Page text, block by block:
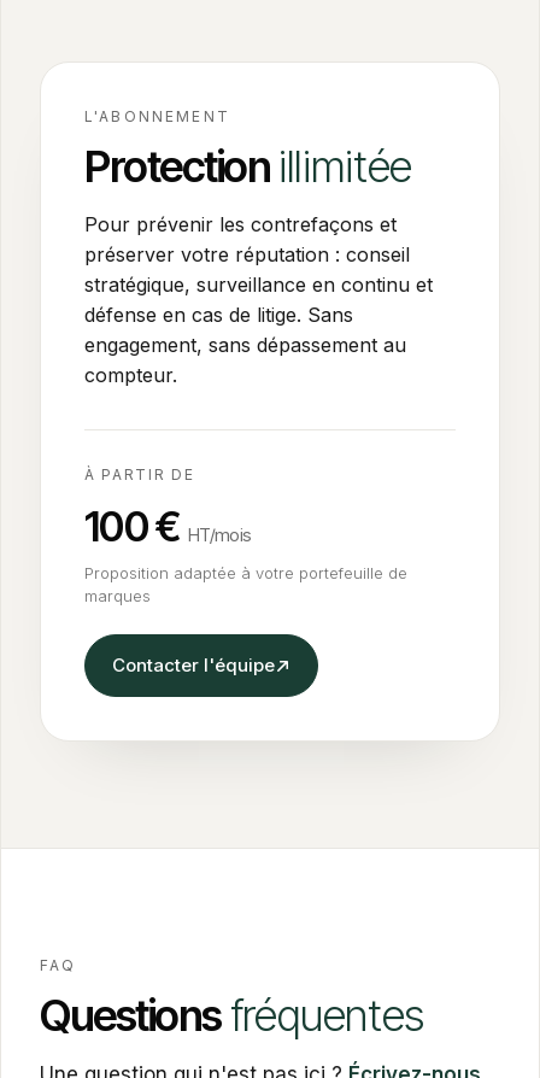
L'ABONNEMENT
Protection illimitée
Pour prévenir les contrefaçons et
préserver votre réputation : conseil
stratégique, surveillance en continu et
défense en cas de litige. Sans
engagement, sans dépassement au
compteur.
À PARTIR DE
100€ HT/mois
Proposition adaptée à votre portefeuille de
marques
Contacter l'équipe
FAQ
Questionsfréquentes